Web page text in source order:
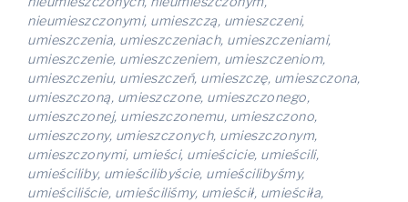
nieumieszczonymi, umieszczą, umieszczeni,
umieszczenia, umieszczeniach, umieszczeniami,
umieszczenie, umieszczeniem, umieszczeniom,
umieszczeniu, umieszczeń, umieszczę, umieszczona,
umieszczoną, umieszczone, umieszczonego,
umieszczonej, umieszczonemu, umieszczono,
umieszczony, umieszczonych, umieszczonym,
umieszczonymi, umieści, umieścicie, umieścili,
umieściliby, umieścilibyście, umieścilibyśmy,
umieściliście, umieściliśmy, umieścił, umieściła,